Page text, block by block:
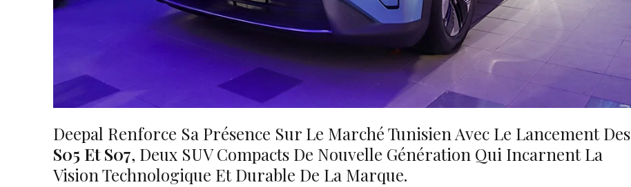
Deepal Renforce Sa Présence Sur Le Marché Tunisien Avec Le Lancement Des
S05 Et S07, Deux SUV Compacts De Nouvelle Génération Qui Incarnent La
Vision Technologique Et Durable De La Marque.